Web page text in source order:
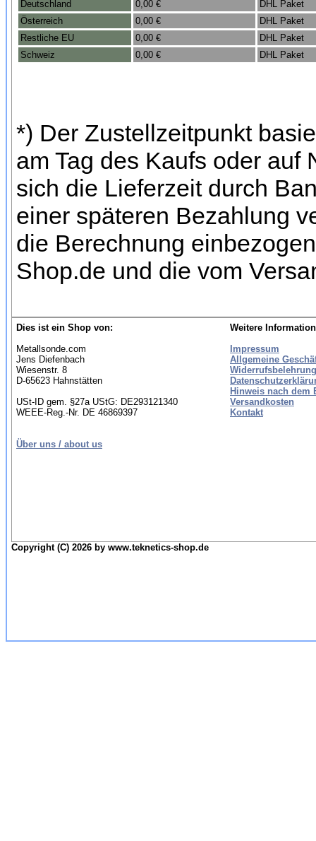
Deutschland
0,00 €
DHL Paket
Österreich
0,00 €
DHL Paket
Restliche EU
0,00 €
DHL Paket
Schweiz
0,00 € DHL Paket
*) Der Zustellzeitpunkt
am Tag des Kaufs oder
sich die Lieferzeit durch
einer späteren Bezahlung
die Berechnung
Shop.de und die vom
Dies ist ein Shop von:
Metallsonde.com
Jens Diefenbach
Wiesenstr. 8
D-65623 Hahnstätten
USt-ID gem. §27a UStG: DE293121340
WEEE-Reg.-Nr. DE 46869397
Über uns / about us
Weitere
Impressum
Allgemeine
Hinweis nach dem
Versandkosten
Kontakt
Copyright (C) 2026 by www.teknetics-shop.de